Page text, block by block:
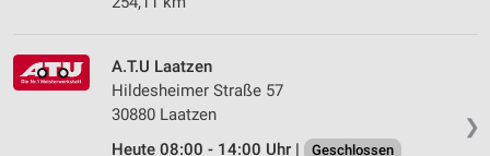
❯
A.T.U Laatzen
Hildesheimer Straße 57
30880 Laatzen
Heute 08:00 - 14:00 Uhr |
Geschlossen